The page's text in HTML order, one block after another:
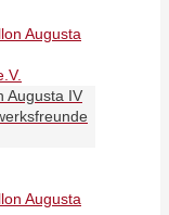
Augusta IV